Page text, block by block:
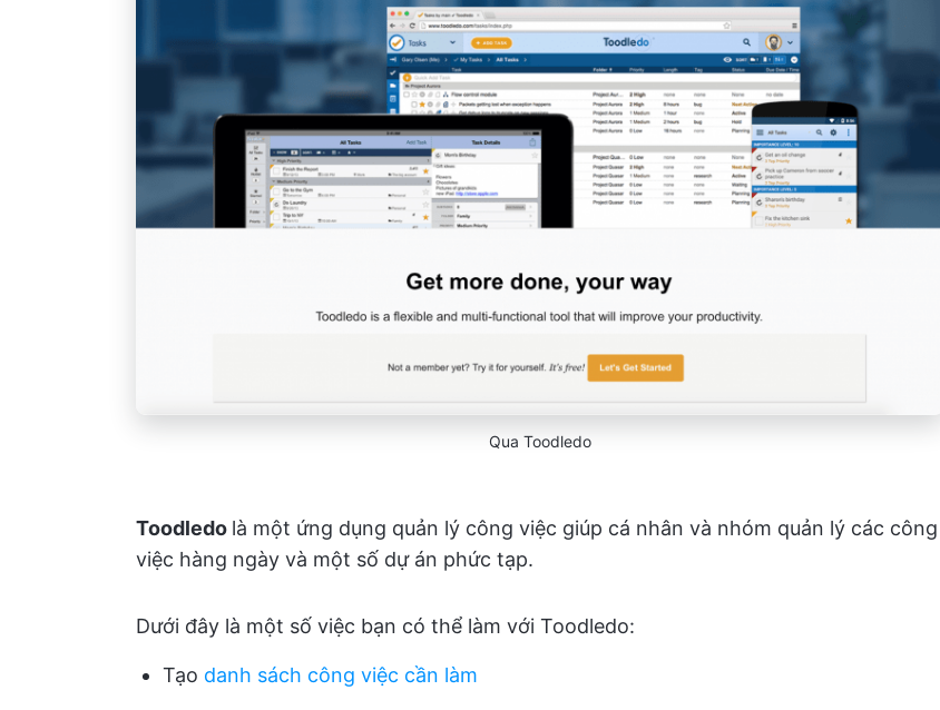
Qua Toodledo
Toodledo là một ứng dụng quản lý công việc giúp cá nhân và nhóm quản lý các công
việc hàng ngày và một số dự án phức tạp.
Dưới đây là một số việc bạn có thể làm với Toodledo:
Tạo danh sách công việc cần làm